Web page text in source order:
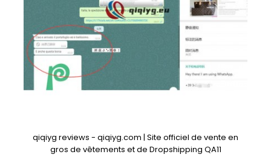
qiqiyg reviews - qiqiyg.com | Site officiel de vente en
gros de vêtements et de Dropshipping QA11